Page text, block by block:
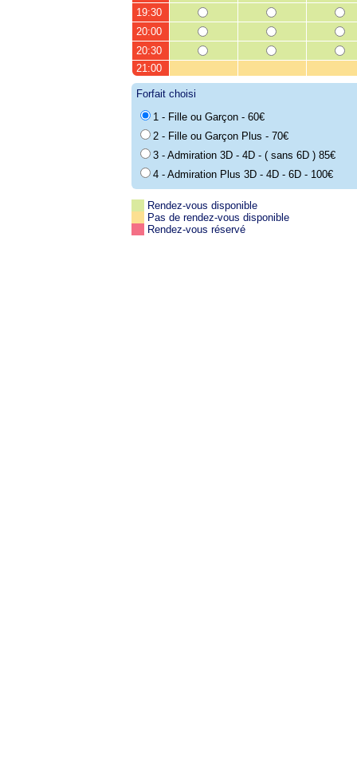
19:30
20:00
20:30
21:00
Forfait choisi
1 - Fille ou Garçon - 60€
2 - Fille ou Garçon Plus - 70€
3 - Admiration 3D - 4D - ( sans 6D ) 85€
4 - Admiration Plus 3D - 4D - 6D - 100€
Rendez-vous disponible
Pas de rendez-vous disponible
Rendez-vous réservé